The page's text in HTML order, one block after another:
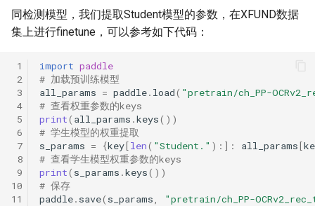
同检测模型，我们提取Student模型的参数，在XFUND数据
集上进行finetune，可以参考如下代码：
1
2
3
4
5
6
7
8
9
10
11
import paddle
# 加载预训练模型
all_params = paddle. load( "pretrain/ch_PP-
# 查看权重参数的keys
print( all_params .keys())
# 学生模型的权重提取
s_params = {key[len( "Student." ):]: all_params[
# 查看学生模型权重参数的keys
print( s_params .keys())
# 保存
paddle. save( s_params "pretrain/ch_PP-